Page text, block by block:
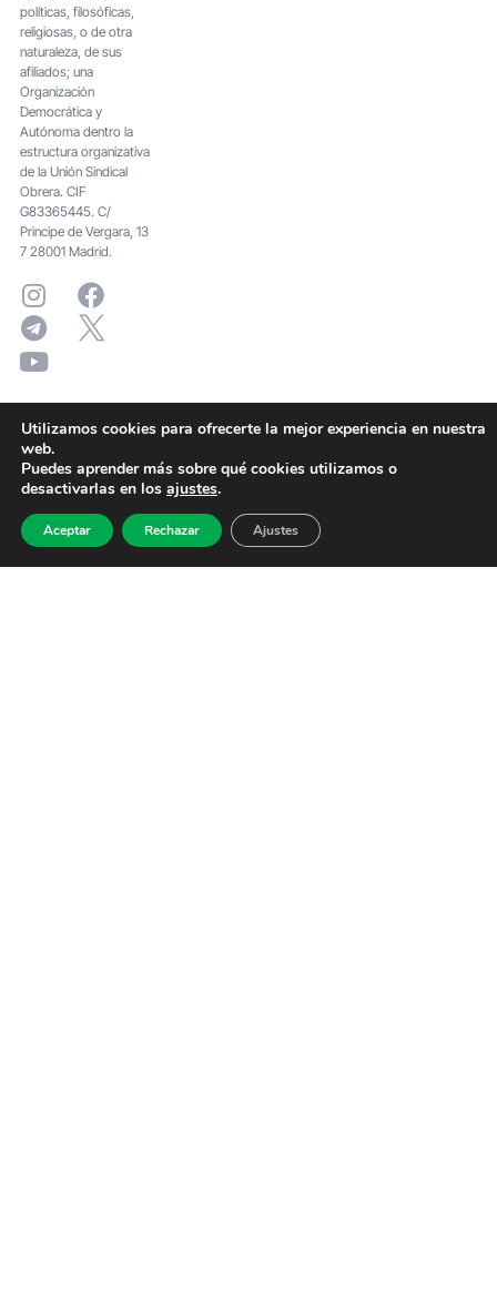
políticas, filosóficas,
religiosas, o de otra
naturaleza, de sus
afiliados; una
Organización
Democrática y
Autónoma dentro la
estructura organizativa
de la Unión Sindical
Obrera. CIF
G83365445. C/
Principe de Vergara, 13
7 28001 Madrid.
Utilizamos cookies para ofrecerte la mejor experiencia en nuestra
web.
Puedes aprender más sobre qué cookies utilizamos o
desactivarlas en los ajustes.
Aceptar Rechazar Ajustes